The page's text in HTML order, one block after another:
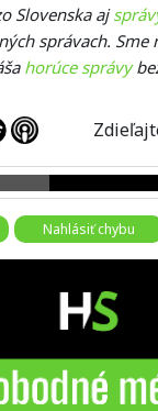
Slovenska aj
správach. Sme
horúce správy
Nahlásiť chybu